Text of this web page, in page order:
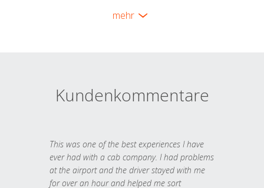
mehr
Kundenkommentare
This was one of the best experiences I have
ever had with a cab company. I had problems
at the airport and the driver stayed with me
for over an hour and helped me sort